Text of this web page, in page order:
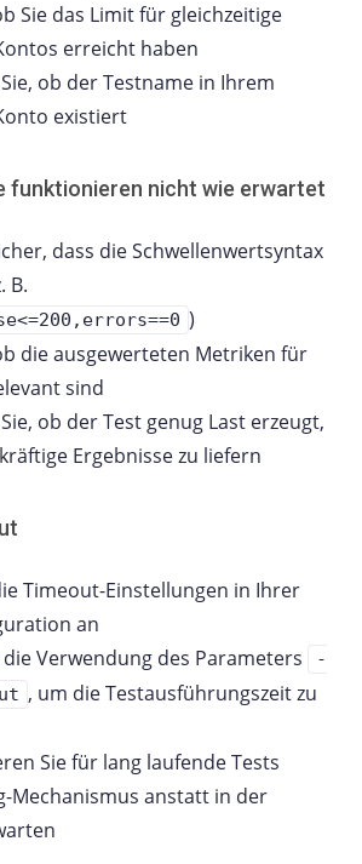
Sie das Limit für gleichzeitige
erreicht haben
ob der Testname in Ihrem
existiert
funktionieren nicht wie erwartet
dass die Schwellenwertsyntax
B.
)
die ausgewerteten Metriken für
sind
ob der Test genug Last erzeugt,
Ergebnisse zu liefern
Timeout-Einstellungen in Ihrer
an
die Verwendung des Parameters
-
, um die Testausführungszeit zu
Sie für lang laufende Tests
Mechanismus anstatt in der